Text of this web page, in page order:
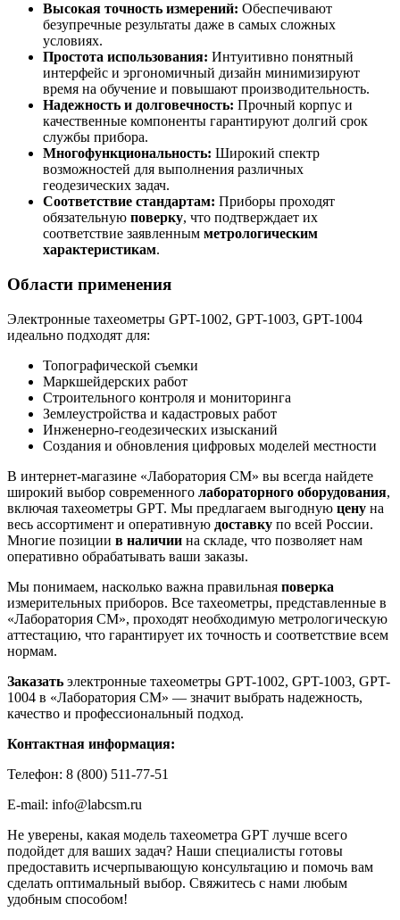
Высокая точность измерений: Обеспечивают
безупречные результаты даже в самых сложных
условиях.
Простота использования: Интуитивно понятный
интерфейс и эргономичный дизайн минимизируют
время на обучение и повышают производительность.
Надежность и долговечность: Прочный корпус и
качественные компоненты гарантируют долгий срок
службы прибора.
Многофункциональность: Широкий спектр
возможностей для выполнения различных
геодезических задач.
Соответствие стандартам: Приборы проходят
обязательную поверку, что подтверждает их
соответствие заявленным метрологическим
характеристикам.
Области применения
Электронные тахеометры GPT-1002, GPT-1003, GPT-1004
идеально подходят для:
Топографической съемки
Маркшейдерских работ
Строительного контроля и мониторинга
Землеустройства и кадастровых работ
Инженерно-геодезических изысканий
Создания и обновления цифровых моделей местности
В интернет-магазине «Лаборатория СМ» вы всегда найдете
широкий выбор современного лабораторного оборудования,
включая тахеометры GPT. Мы предлагаем выгодную цену на
весь ассортимент и оперативную доставку по всей России.
Многие позиции в наличии на складе, что позволяет нам
оперативно обрабатывать ваши заказы.
Мы понимаем, насколько важна правильная поверка
измерительных приборов. Все тахеометры, представленные в
«Лаборатория СМ», проходят необходимую метрологическую
аттестацию, что гарантирует их точность и соответствие всем
нормам.
Заказать электронные тахеометры GPT-1002, GPT-1003, GPT-
1004 в «Лаборатория СМ» — значит выбрать надежность,
качество и профессиональный подход.
Контактная информация:
Телефон: 8 (800) 511-77-51
E-mail: info@labcsm.ru
Не уверены, какая модель тахеометра GPT лучше всего
подойдет для ваших задач? Наши специалисты готовы
предоставить исчерпывающую консультацию и помочь вам
сделать оптимальный выбор. Свяжитесь с нами любым
удобным способом!